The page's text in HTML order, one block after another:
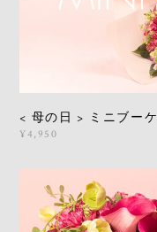
< 母の日 > ミニブーケ
¥4,950